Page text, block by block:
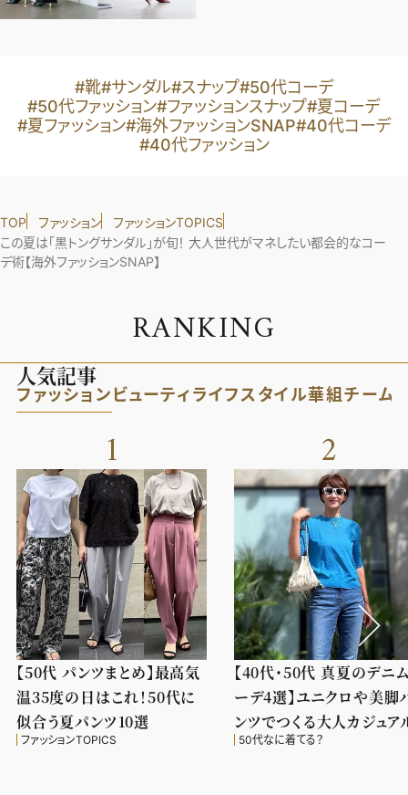
#靴#サンダル#スナップ#50代コーデ
#50代ファッション#ファッションスナップ#夏コーデ
#夏ファッション#海外ファッションSNAP#40代コーデ
#40代ファッション
TOP ファッション
ファッションTOPICS
この夏は「黒トングサンダル」が旬！ 大人世代がマネしたい都会的なコー
デ術【海外ファッションSNAP】
RANKING
人気記事
ファッション ビューティライフスタイル華組チーム
1
【50代 パンツまとめ】最高気
温35度の日はこれ！50代に
似合う夏パンツ10選
ファッションTOPICS
2
【40代・50代 真夏のデニ
ーデ4選】ユニクロや美脚
ンツでつくる大人カジュア
50代なに着てる？